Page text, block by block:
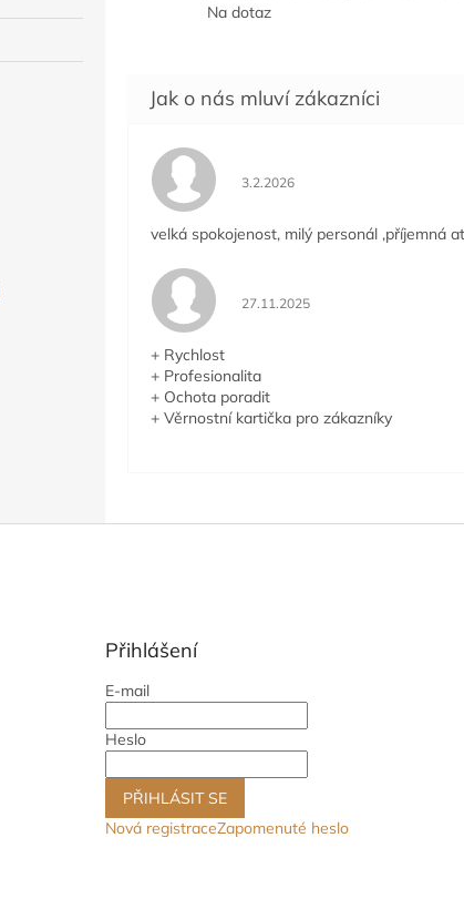
Na dotaz
Hodnocení obchodu je 5 z 5
3.2.2026
velká spokojenost, milý personál ,příjemná
Hodnocení obchodu je 5 z 5
27.11.2025
+ Rychlost
+ Profesionalita
+ Ochota poradit
+ Věrnostní kartička pro zákazníky
Přihlášení
E-mail
Heslo
PŘIHLÁSIT SE
Nová registraceZapomenuté heslo